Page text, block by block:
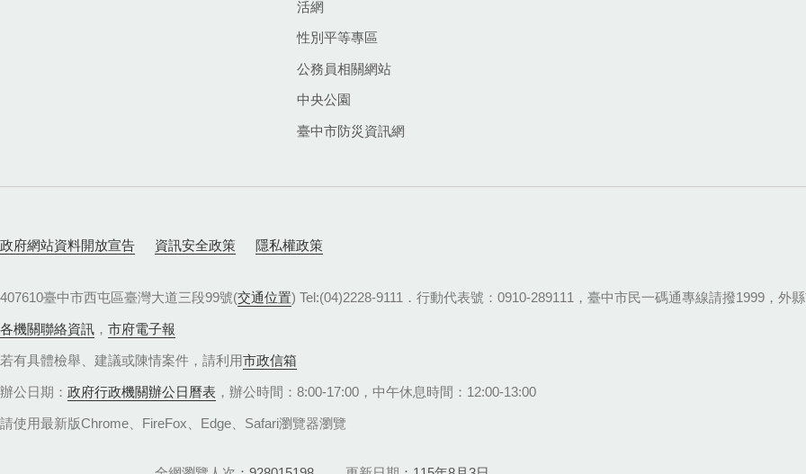
活網
性別平等專區
公務員相關網站
中央公園
臺中市防災資訊網
政府網站資料開放宣告 資訊安全政策 隱私權政策
407610臺中市西屯區臺灣大道三段99號(交通位置) Tel:(04)2228-9111．行動代表號：0910-289111，臺中市民一碼通專線請撥1999，外
各機關聯絡資訊 ， 市府電子報
若有具體檢舉、建議或陳情案件，請利用市政信箱
辦公日期： 政府行政機關辦公日曆表 ，辦公時間：8:00-17:00，中午休息時間：12:00-13:00
請使用最新版Chrome、FireFox、Edge、Safari瀏覽器瀏覽